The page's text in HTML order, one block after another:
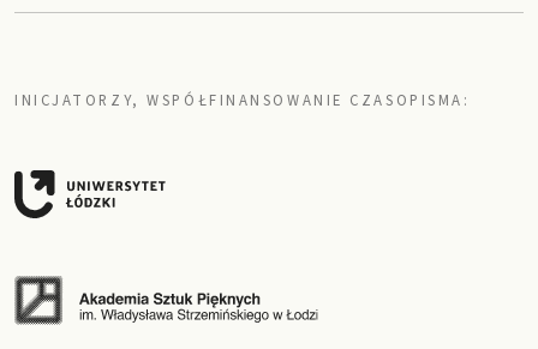
INICJATORZY, WSPÓŁFINANSOWANIE CZASOPISMA: